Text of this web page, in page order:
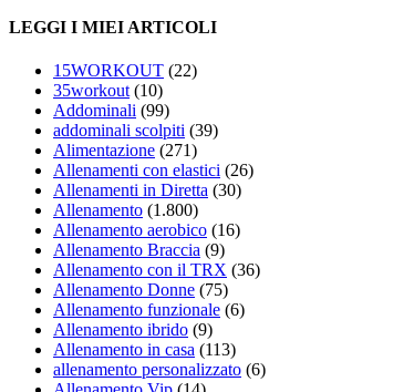
LEGGI I MIEI ARTICOLI
15WORKOUT (22)
35workout(10)
Addominali (99)
addominali scolpiti (39)
Alimentazione (271)
Allenamenti con elastici (26)
Allenamenti in Diretta (30)
Allenamento (1.800)
Allenamento aerobico (16)
Allenamento Braccia (9)
Allenamento con il TRX (36)
Allenamento Donne (75)
Allenamento funzionale (6)
Allenamento ibrido (9)
Allenamento in casa (113)
allenamento personalizzato (6)